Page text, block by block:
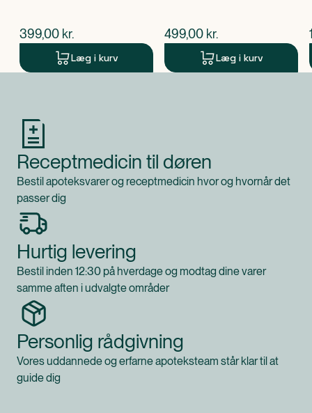
$nuværende pris
399,00 kr.
Læg i kurv
$nuværende pris
499,00 kr.
Læg i kurv
Receptmedicin til døren
Bestil apoteksvarer og receptmedicin hvor og hvornår det
passer dig
Hurtig levering
Bestil inden 12:30 på hverdage og modtag dine varer
samme aften i udvalgte områder
Personlig rådgivning
Vores uddannede og erfarne apoteksteam står klar til at
guide dig